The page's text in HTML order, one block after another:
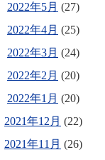
2022年5月 (27)
2022年4月 (25)
2022年3月 (24)
2022年2月 (20)
2022年1月 (20)
2021年12月 (22)
2021年11月 (26)